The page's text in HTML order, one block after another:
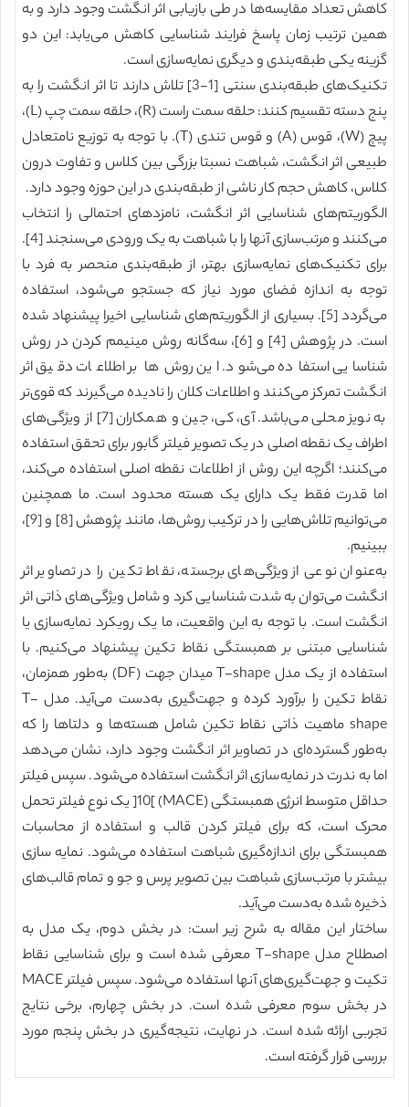
کاهش تعداد مقایسه‌ها در طی بازیابی اثر انگشت وجود دارد و به
همین ترتیب زمان پاسخ فرایند شناسایی کاهش می‌یابد: این دو
گزینه یکی طبقه‌بندی و دیگری نمایه‌سازی است.
تکنیک‌های طبقه‌بندی سنتی [1-3] تلاش دارند تا اثر انگشت را به
پنج دسته تقسیم کنند: حلقه سمت راست (R)، حلقه سمت چپ (L)،
پیچ (W)، قوس (A) و قوس تندی (T). با توجه به توزیع نامتعادل
طبیعی اثر انگشت، شباهت نسبتا بزرگی بین کلاس و تفاوت درون
کلاس، کاهش حجم کار ناشی از طبقه‌بندی در این حوزه وجود دارد.
الگوریتم‌های شناسایی اثر انگشت، نامزدهای احتمالی را انتخاب
می‌کنند و مرتب‌سازی آنها را با شباهت به یک ورودی می‌سنجند [4].
برای تکنیک‌های نمایه‌سازی بهتر، از طبقه‌بندی منحصر به فرد با
توجه به اندازه فضای مورد نیاز که جستجو می‌شود، استفاده
می‌گردد [5]. بسیاری از الگوریتم‌های شناسایی اخیرا پیشنهاد شده
است. در پژوهش [4] و [6]، سه‌گانه روش مینیمم کردن در روش
شناسایی استفاده می‌شود. این روش‌ها بر اطلاعات دقیق اثر
انگشت تمرکز می‌کنند و اطلاعات کلان را نادیده می‌گیرند که قوی‌تر
به نویز محلی می‌باشد. آی، کی، جین و همکاران [7] از ویژگی‌های
اطراف یک نقطه اصلی در یک تصویر فیلتر گابور برای تحقق استفاده
می‌کنند؛ اگر‌چه این روش از اطلاعات نقطه اصلی استفاده می‌کند،
اما قدرت فقط یک دارای یک هسته محدود است. ما همچنین
می‌توانیم تلاش‌هایی را در ترکیب روش‌ها، مانند پژوهش [8] و [9]،
ببینیم.
به‌عنوان نوعی از ویژگی‌های برجسته، نقاط تکین را در تصاویر اثر
انگشت می‌توان به شدت شناسایی کرد و شامل ویژگی‌های ذاتی اثر
انگشت است. با توجه به این واقعیت، ما یک رویکرد نمایه‌سازی یا
شناسایی مبتنی بر همبستگی نقاط تکین پیشنهاد می‌کنیم. با
استفاده از یک مدل T-shape میدان جهت (DF) به‌طور همزمان،
نقاط تکین را برآورد کرده و جهت‌گیری به‌دست می‌آید. مدل T-
shape ماهیت ذاتی نقاط تکین شامل هسته‌ها و دلتاها را که
به‌طور گسترده‌ای در تصاویر اثر انگشت وجود دارد، نشان می‌دهد
اما به ندرت در نمایه‌سازی اثر انگشت استفاده می‌شود. سپس فیلتر
حداقل متوسط انرژی همبستگی (MACE) ]10[ یک نوع فیلتر تحمل
محرک است، که برای فیلتر کردن قالب و استفاده از محاسبات
همبستگی برای اندازه‌گیری شباهت استفاده می‌شود. نمایه سازی
بیشتر با مرتب‌سازی شباهت بین تصویر پرس و جو و تمام قالب‌های
ذخیره شده به‌دست می‌آید.
ساختار این مقاله به شرح زیر است: در بخش دوم، یک مدل به
اصطلاح مدل T-shape معرفی شده است و برای شناسایی نقاط
تکیت و جهت‌گیری‌های آنها استفاده می‌شود. سپس فیلتر MACE
در بخش سوم معرفی شده است. در بخش چهارم، برخی نتایج
تجربی ارائه شده است. در نهایت، نتیجه‌گیری در بخش پنجم مورد
بررسی قرار گرفته است.